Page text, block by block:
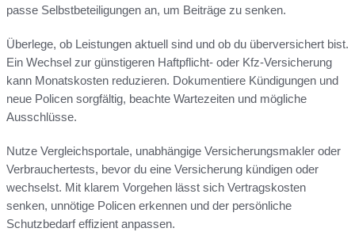
passe Selbstbeteiligungen an, um Beiträge zu senken.
Überlege, ob Leistungen aktuell sind und ob du überversichert bist.
Ein Wechsel zur günstigeren Haftpflicht- oder Kfz-Versicherung
kann Monatskosten reduzieren. Dokumentiere Kündigungen und
neue Policen sorgfältig, beachte Wartezeiten und mögliche
Ausschlüsse.
Nutze Vergleichsportale, unabhängige Versicherungsmakler oder
Verbrauchertests, bevor du eine Versicherung kündigen oder
wechselst. Mit klarem Vorgehen lässt sich Vertragskosten
senken, unnötige Policen erkennen und der persönliche
Schutzbedarf effizient anpassen.